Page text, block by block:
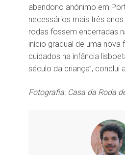
abandono anónimo em
necessários mais três
rodas fossem encerradas
início gradual de uma nova
cuidados na infância
século da criança”, conclui
Fotografia: Casa da Roda